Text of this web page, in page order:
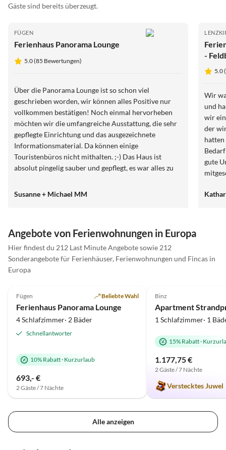
Gäste sind bereits überzeugt.
FÜGEN
Ferienhaus Panorama Lounge
5.0 (85 Bewertungen)
Über die Panorama Lounge ist so schon viel
geschrieben worden, wir können alles Positive nur
vollkommen bestätigen! Noch einmal hervorheben
möchten wir die umfangreiche Ausstattung, die sehr
gepflegte Einrichtung und das ausgezeichnete
Informationsmaterial. Da können einige
Touristenbüros nicht mithalten. ;-) Das Haus ist
absolut pingelig sauber und gepflegt, es war alles zu
extrem freundlich, sehr hilfsbereit und immer sofort
ausschließlich positiv in Erinnerung behalten.
Nochmals ganz herzlichen Dank für diesen
wunderschönen Aufenthalt die außergewöhnliche
Gastfreundschaft.
Susanne + Michael MM
-
5.0
Wir
und
wir
der
hatten
gute
ein
Angebote von Ferienwohnungen in Europa
Hier findest du 212 Last Minute Angebote sowie 212
Sonderangebote für Ferienhäuser, Ferienwohnungen und Fincas in
Europa
Virtuelle
Tour
Super-Gastgeber
Fügen Beliebte Wahl
Ferienhaus Panorama Lounge
4 Schlafzimmer· 2 Bäder
Schnellantworter
10% Rabatt· Kurzurlaub
693,- €
2 Gäste / 7 Nächte
Binz
1 Schlafzimmer· 1
15% Rabatt·
1.177,75 €
2 Gäste / 7 Nächte
Verstecktes Juwel
Alle anzeigen